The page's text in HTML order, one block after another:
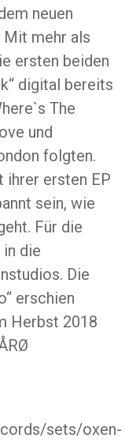
neuen
Mit mehr als
ersten beiden
digital bereits
The
und
folgten.
ihrer ersten EP
sein, wie
Für die
die
Die
erschien
Herbst 2018
sets/oxen-